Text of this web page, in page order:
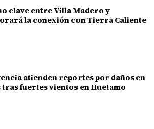
clave entre Villa Madero y
la conexión con Tierra Caliente
atienden reportes por daños en
fuertes vientos en Huetamo